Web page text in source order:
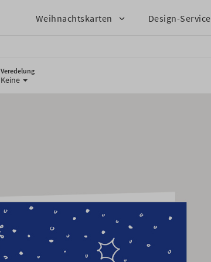
Weihnachtskarten Design-Service
Veredelung
Keine